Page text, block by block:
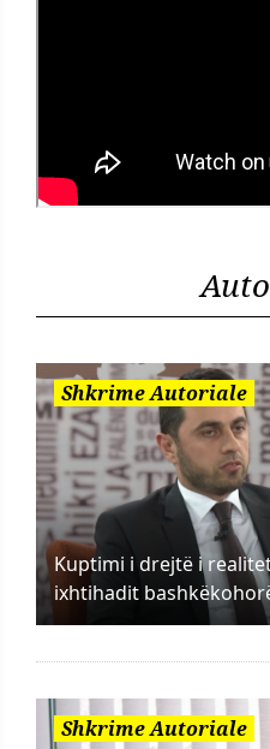
Shkrime Autoriale
Kuptimi i drejtë i
ixhtihadit
Shkrime Autoriale